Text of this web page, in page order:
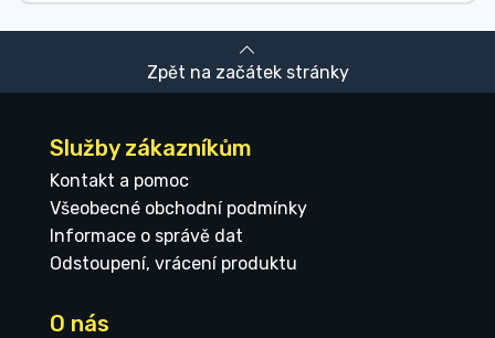
Zpět na začátek stránky
Služby zákazníkům
Kontakt a pomoc
Všeobecné obchodní podmínky
Informace o správě dat
Odstoupení, vrácení produktu
O nás